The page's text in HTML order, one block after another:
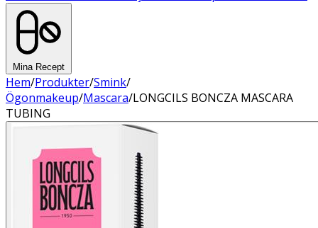
Mina Recept
Hem/Produkter/Smink/
Ögonmakeup/Mascara/LONGCILS BONCZA MASCARA
TUBING